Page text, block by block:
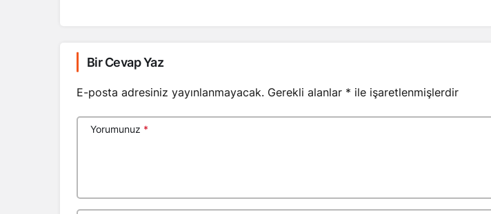
Bir Cevap Yaz
E-posta adresiniz yayınlanmayacak. Gerekli alanlar * ile işaretlenmişlerdir
Yorumunuz *